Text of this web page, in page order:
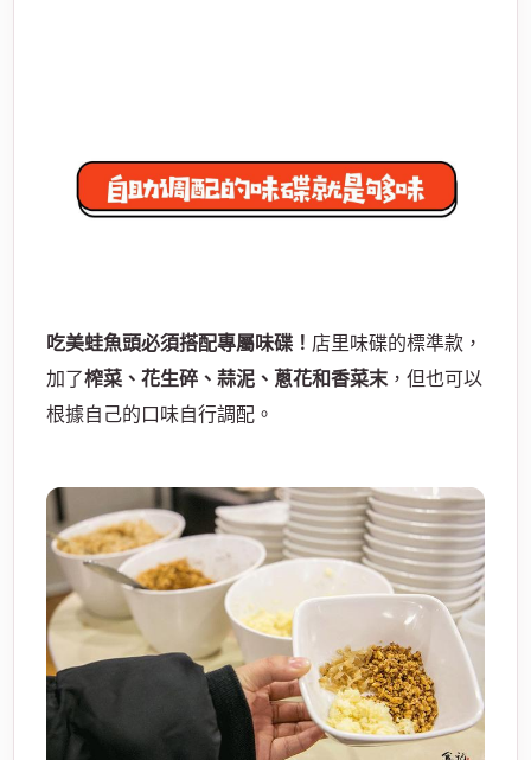
吃美蛙魚頭必須搭配專屬味碟！ 店里味碟的標準款，
加了榨菜、花生碎、蒜泥、蔥花和香菜末 ，但也可以
根據自己的口味自行調配。